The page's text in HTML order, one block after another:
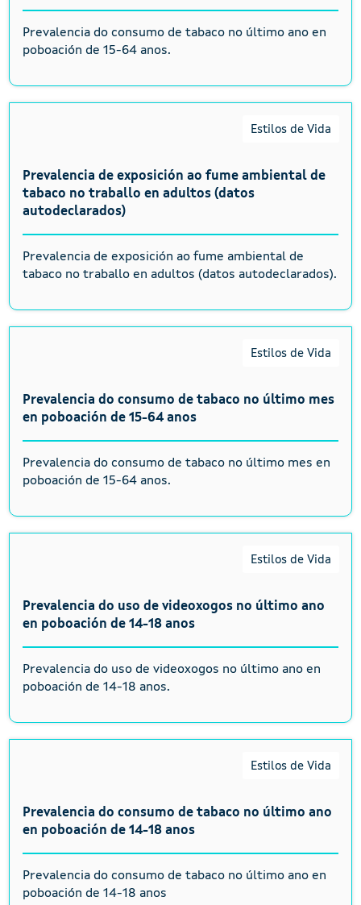
Prevalencia do consumo de tabaco no último ano en
poboación de 15-64 anos.
Estilos de Vida
Prevalencia de exposición ao fume ambiental de
tabaco no traballo en adultos (datos
autodeclarados)
Prevalencia de exposición ao fume ambiental de
tabaco no traballo en adultos (datos autodeclarados).
Estilos de Vida
Prevalencia do consumo de tabaco no último mes
en poboación de 15-64 anos
Prevalencia do consumo de tabaco no último mes en
poboación de 15-64 anos.
Estilos de Vida
Prevalencia do uso de videoxogos no último ano
en poboación de 14-18 anos
Prevalencia do uso de videoxogos no último ano en
poboación de 14-18 anos.
Estilos de Vida
Prevalencia do consumo de tabaco no último ano
en poboación de 14-18 anos
Prevalencia do consumo de tabaco no último ano en
poboación de 14-18 anos